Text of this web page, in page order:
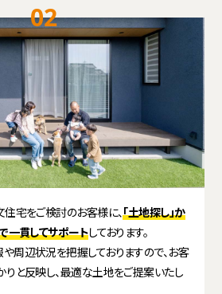
02
住宅をご検討のお客様に、「土地探し」か
一貫してサポートしております。
周辺状況を把握しておりますので、お客
りと反映し、最適な土地をご提案いたし